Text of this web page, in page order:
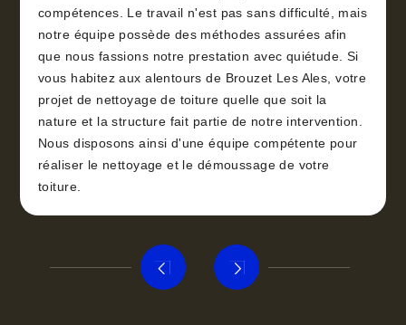
compétences. Le travail n'est pas sans difficulté, mais
notre équipe possède des méthodes assurées afin
que nous fassions notre prestation avec quiétude. Si
vous habitez aux alentours de Brouzet Les Ales, votre
projet de nettoyage de toiture quelle que soit la
nature et la structure fait partie de notre intervention.
Nous disposons ainsi d'une équipe compétente pour
réaliser le nettoyage et le démoussage de votre
toiture.